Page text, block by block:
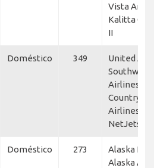
Vista
Kalitta
II
Doméstico 349
United
Southwest
Airlines,
Country
Airlines,
NetJets
Doméstico 273
Alaska
Alaska